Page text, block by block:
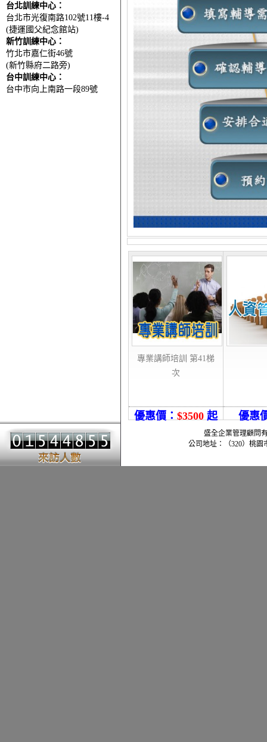
台北訓練中心：
台北市光復南路102號11樓-4
(捷運國父紀念館站)
新竹訓練中心：
竹北市嘉仁街46號
(新竹縣府二路旁)
台中訓練中心：
台中市向上南路一段89號
專業講師培訓 第41梯
次
優惠價： $3500 起 優惠
盛全企業管理顧問
公司地址：（320）桃園